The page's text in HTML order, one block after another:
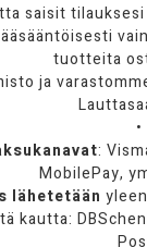
saisit
tuotteita
ja
•
:
MobilePay,
lähetetään
kautta: